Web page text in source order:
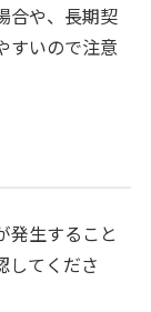
合や、長期契
すいので注意
発生すること
してくださ